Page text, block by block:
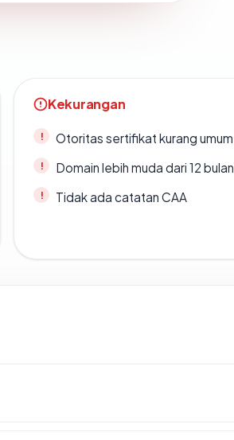
Kekurangan
Otoritas sertifikat kurang umum
Domain lebih muda dari 12 bulan
Tidak ada catatan CAA